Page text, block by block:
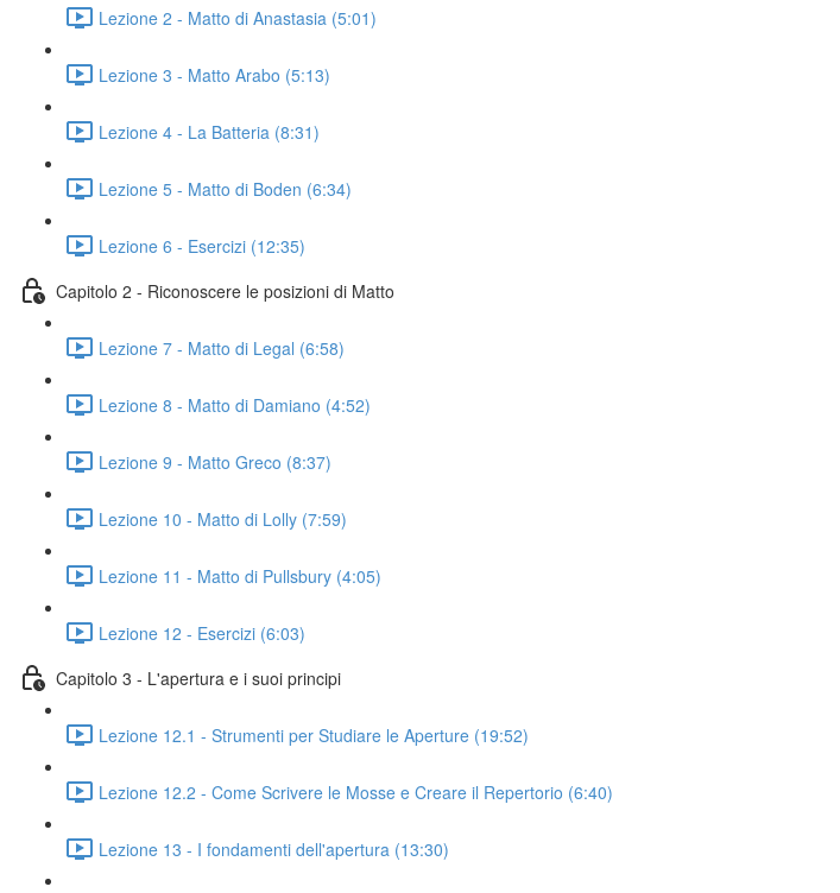
Lezione 2 - Matto di Anastasia (5:01)
Lezione 3 - Matto Arabo (5:13)
Lezione 4 - La Batteria (8:31)
Lezione 5 - Matto di Boden (6:34)
Lezione 6 - Esercizi (12:35)
Capitolo 2 - Riconoscere le posizioni di Matto
Lezione 7 - Matto di Legal (6:58)
Lezione 8 - Matto di Damiano (4:52)
Lezione 9 - Matto Greco (8:37)
Lezione 10 - Matto di Lolly (7:59)
Lezione 11 - Matto di Pullsbury (4:05)
Lezione 12 - Esercizi (6:03)
Capitolo 3 - L'apertura e i suoi principi
Lezione 12.1 - Strumenti per Studiare le Aperture (19:52)
Lezione 12.2 - Come Scrivere le Mosse e Creare il Repertorio (6:40)
Lezione 13 - I fondamenti dell'apertura (13:30)